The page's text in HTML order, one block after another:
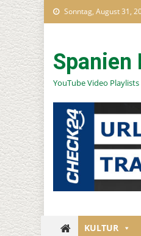
Skip to content
Sonntag, August 31,
Spanien
YouTube Video
KULTUR